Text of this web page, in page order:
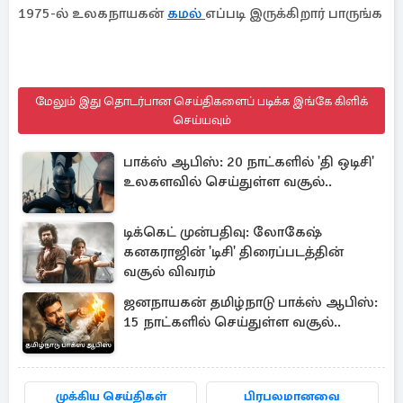
1975-ல் உலகநாயகன் கமல் எப்படி இருக்கிறார் பாருங்க
மேலும் இது தொடர்பான செய்திகளைப் படிக்க இங்கே கிளிக்
செய்யவும்
பாக்ஸ் ஆபிஸ்: 20 நாட்களில் 'தி ஒடிசி'
உலகளவில் செய்துள்ள வசூல்..
டிக்கெட் முன்பதிவு: லோகேஷ்
கனகராஜின் 'டிசி' திரைப்படத்தின்
வசூல் விவரம்
ஜனநாயகன் தமிழ்நாடு பாக்ஸ் ஆபிஸ்:
15 நாட்களில் செய்துள்ள வசூல்..
முக்கிய செய்திகள் பிரபலமானவை